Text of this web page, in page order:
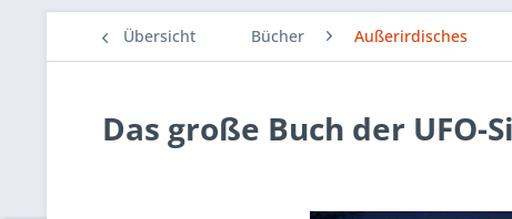
Übersicht Bücher Außerirdisches
Das große Buch der